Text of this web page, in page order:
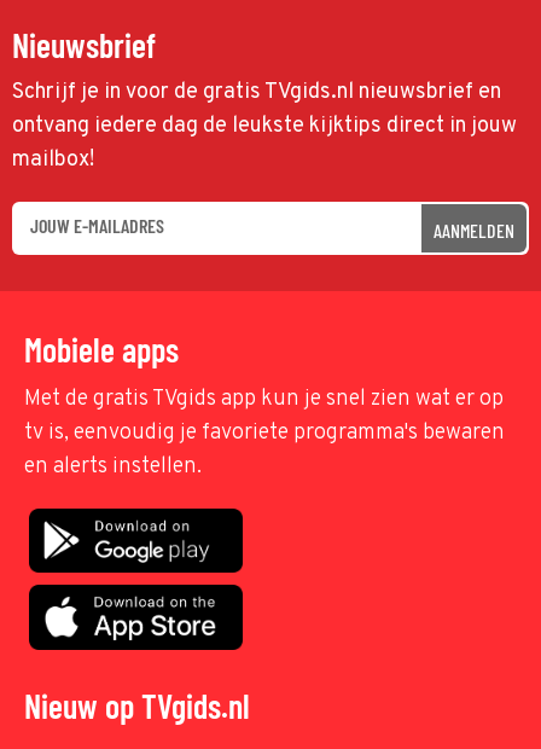
Nieuwsbrief
Schrijf je in voor de gratis TVgids.nl nieuwsbrief en
ontvang iedere dag de leukste kijktips direct in jouw
mailbox!
AANMELDEN
Mobiele apps
Met de gratis TVgids app kun je snel zien wat er op
tv is, eenvoudig je favoriete programma's bewaren
en alerts instellen.
Nieuw op TVgids.nl